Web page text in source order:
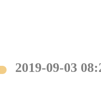
2019-09-03